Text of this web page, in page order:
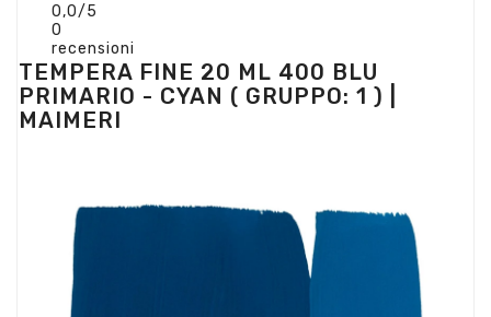
0,0/5
0
recensioni
TEMPERA FINE 20 ML 400 BLU
PRIMARIO - CYAN ( GRUPPO: 1 ) |
MAIMERI